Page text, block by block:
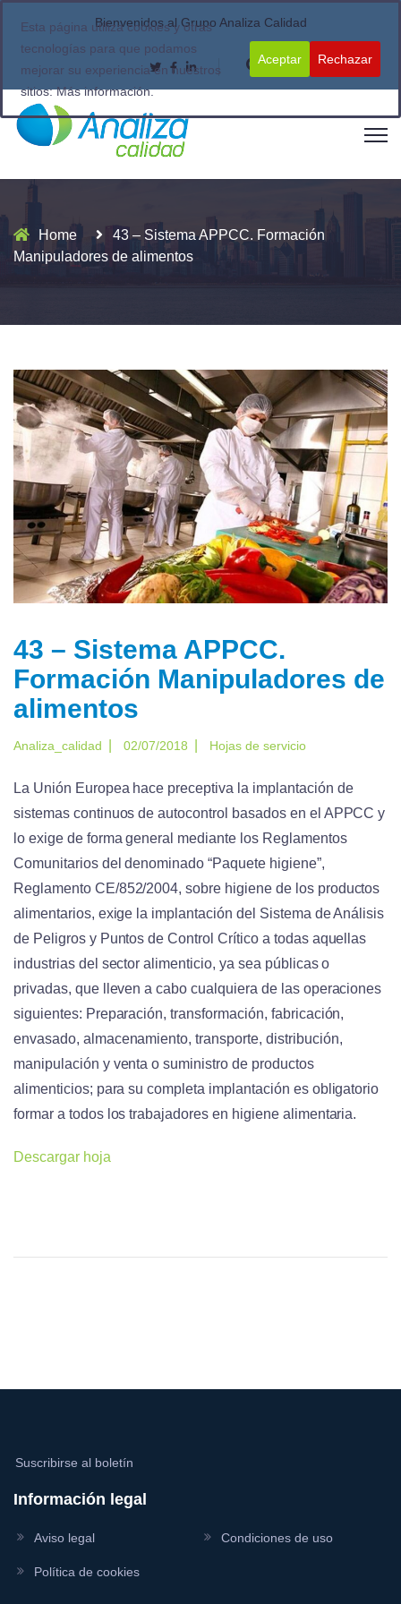
Bienvenidos al Grupo Analiza Calidad
Home
43 – Sistema APPCC. Formación
Manipuladores de alimentos
43 – Sistema APPCC.
Formación Manipuladores de
alimentos
Analiza_calidad 02/07/2018 Hojas de servicio
La Unión Europea hace preceptiva la implantación de
sistemas continuos de autocontrol basados en el APPCC y
lo exige de forma general mediante los Reglamentos
Comunitarios del denominado “Paquete higiene”,
Reglamento CE/852/2004, sobre higiene de los productos
alimentarios, exige la implantación del Sistema de Análisis
de Peligros y Puntos de Control Crítico a todas aquellas
industrias del sector alimenticio, ya sea públicas o
privadas, que lleven a cabo cualquiera de las operaciones
siguientes: Preparación, transformación, fabricación,
envasado, almacenamiento, transporte, distribución,
manipulación y venta o suministro de productos
alimenticios; para su completa implantación es obligatorio
formar a todos los trabajadores en higiene alimentaria.
Descargar hoja
Suscribirse al boletín
Información legal
Aviso legal Condiciones de uso
Política de cookies
Esta página utiliza cookies y otras
tecnologías para que podamos
mejorar su experiencia en nuestros
sitios:Más información.
Aceptar Rechazar